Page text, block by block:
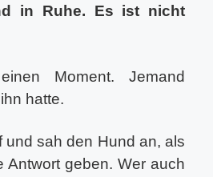
in Ruhe. Es ist nicht
Moment. Jemand
hatte.
und sah den Hund an, als
Antwort geben. Wer auch